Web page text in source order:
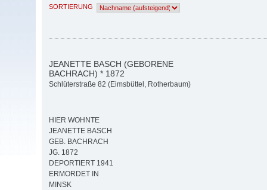
SORTIERUNG
JEANETTE BASCH (GEBORENE
BACHRACH) * 1872
Schlüterstraße 82 (Eimsbüttel, Rotherbaum)
HIER WOHNTE
JEANETTE BASCH
GEB. BACHRACH
JG. 1872
DEPORTIERT 1941
ERMORDET IN
MINSK